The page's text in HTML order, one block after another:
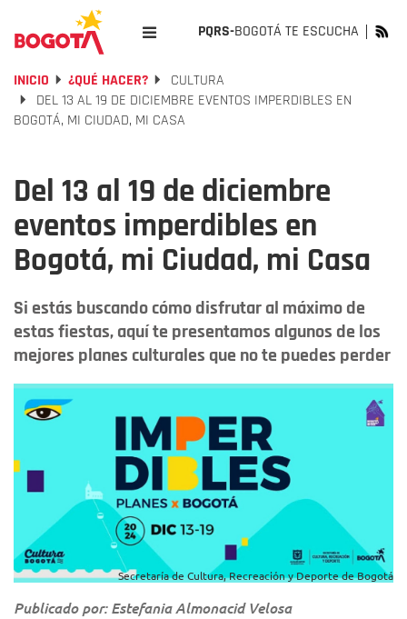
PQRS-BOGOTÁ TE ESCUCHA
INICIO ¿QUÉ HACER?
CULTURA
DEL 13 AL 19 DE DICIEMBRE EVENTOS IMPERDIBLES EN
BOGOTÁ, MI CIUDAD, MI CASA
Del 13 al 19 de diciembre
eventos imperdibles en
Bogotá, mi Ciudad, mi Casa
Si estás buscando cómo disfrutar al máximo de
estas fiestas, aquí te presentamos algunos de los
mejores planes culturales que no te puedes perder
Secretaría de Cultura, Recreación y Deporte de Bogotá
Publicado por: Estefania Almonacid Velosa